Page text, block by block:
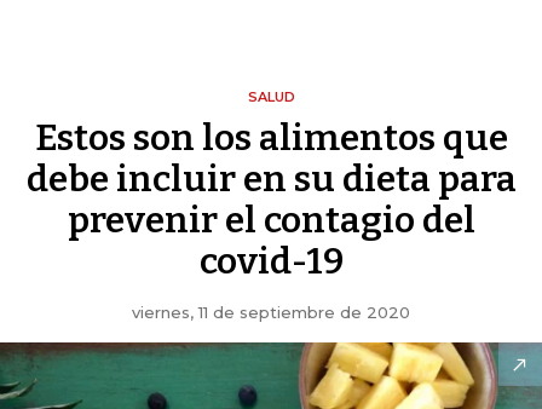
SALUD
Estos son los alimentos que
debe incluir en su dieta para
prevenir el contagio del
covid-19
viernes, 11 de septiembre de 2020